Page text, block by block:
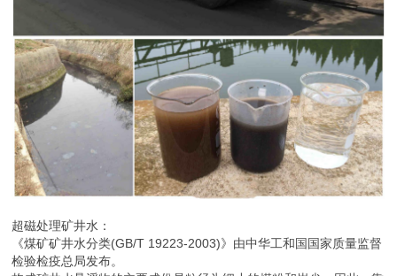
煤矿矿井排水呈灰黑色，感官性差，水中的主要污染物为悬浮物
（SS），是典型的无机废水。悬浮物的主要是煤屑、岩粉、粘土等
细小颗粒物，尤其是煤粉，其含量为几十到几百毫克/升甚至上千，
特点是悬浮物粒度小、比重轻、沉降速度慢。超磁处理矿井水优势明
显。
对于混凝沉淀，一般的处理工艺有平流沉淀池、斜板/管沉淀池，效
率更高的有迷宫斜板沉淀池。但整体效率不如超磁技术。超磁水体净
化系统作为处理矿井水的技术，因其具有占地小、投资省、处理水量
大、处理效果好等一系列优势，深受业内人士认可。
m.yuanrong2015.b2b168.com
回到顶部